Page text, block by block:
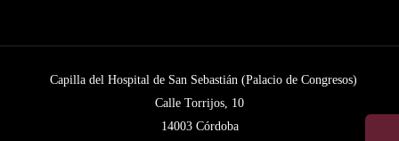
Capilla del Hospital de San Sebastián (Palacio de Congresos)
Calle Torrijos, 10
14003 Córdoba